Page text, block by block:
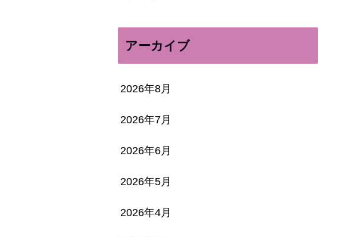
アーカイブ
2026年8月
2026年7月
2026年6月
2026年5月
2026年4月